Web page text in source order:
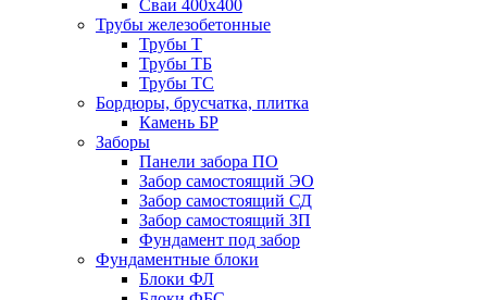
Сваи 400х400
Трубы железобетонные
Трубы Т
Трубы ТБ
Трубы ТС
Бордюры, брусчатка, плитка
Камень БР
Заборы
Панели забора ПО
Забор самостоящий ЭО
Забор самостоящий СД
Забор самостоящий ЗП
Фyндамент под забор
Фундаментные блоки
Блоки ФЛ